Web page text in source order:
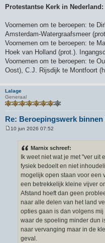
Protestantse Kerk in Nederland:
Voornemen om te beroepen: te
Amsterdam-Watergraafsmeer
Voornemen om te beroepen: te
Hoek van Holland (prot.).
Voornemen om te beroepen: te
Oost), C.J. Rijsdijk te Montfoort
Lalage
Generaal
Re: Beroepingswerk binnen
10 jun 2026 07:52
Marnix schreef:
Ik weet niet wat je met "ver
fysiek bedoelt en niet
mogelijk open staan voor een
een betrekkelijk kleine vijver
Afstand hoeft dan geen
naar alle delen van het land
opties gaan is dan volgens
waar de spoeling minder dun
naar vervanging maar in de
geval.